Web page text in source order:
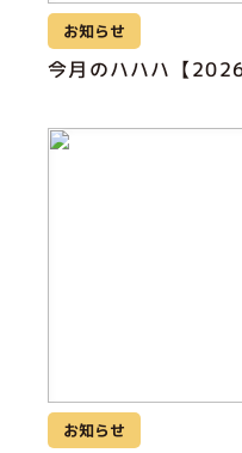
お知らせ
今月のハハハ【2026
お知らせ